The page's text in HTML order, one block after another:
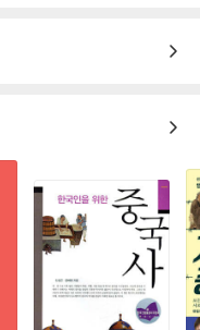
재다. 경제적으로 떼려야
의 정치상황은 나날이 복잡
떤 문화가 숨 쉬고 있는지는
다고 하겠다. 저자는 하얼
고 하는 (…) 위치안 고량주
의 평화도 없다”고 나직이
저자가 홀로 중국을 걷는
다. 이 길에 언젠가 어딘가